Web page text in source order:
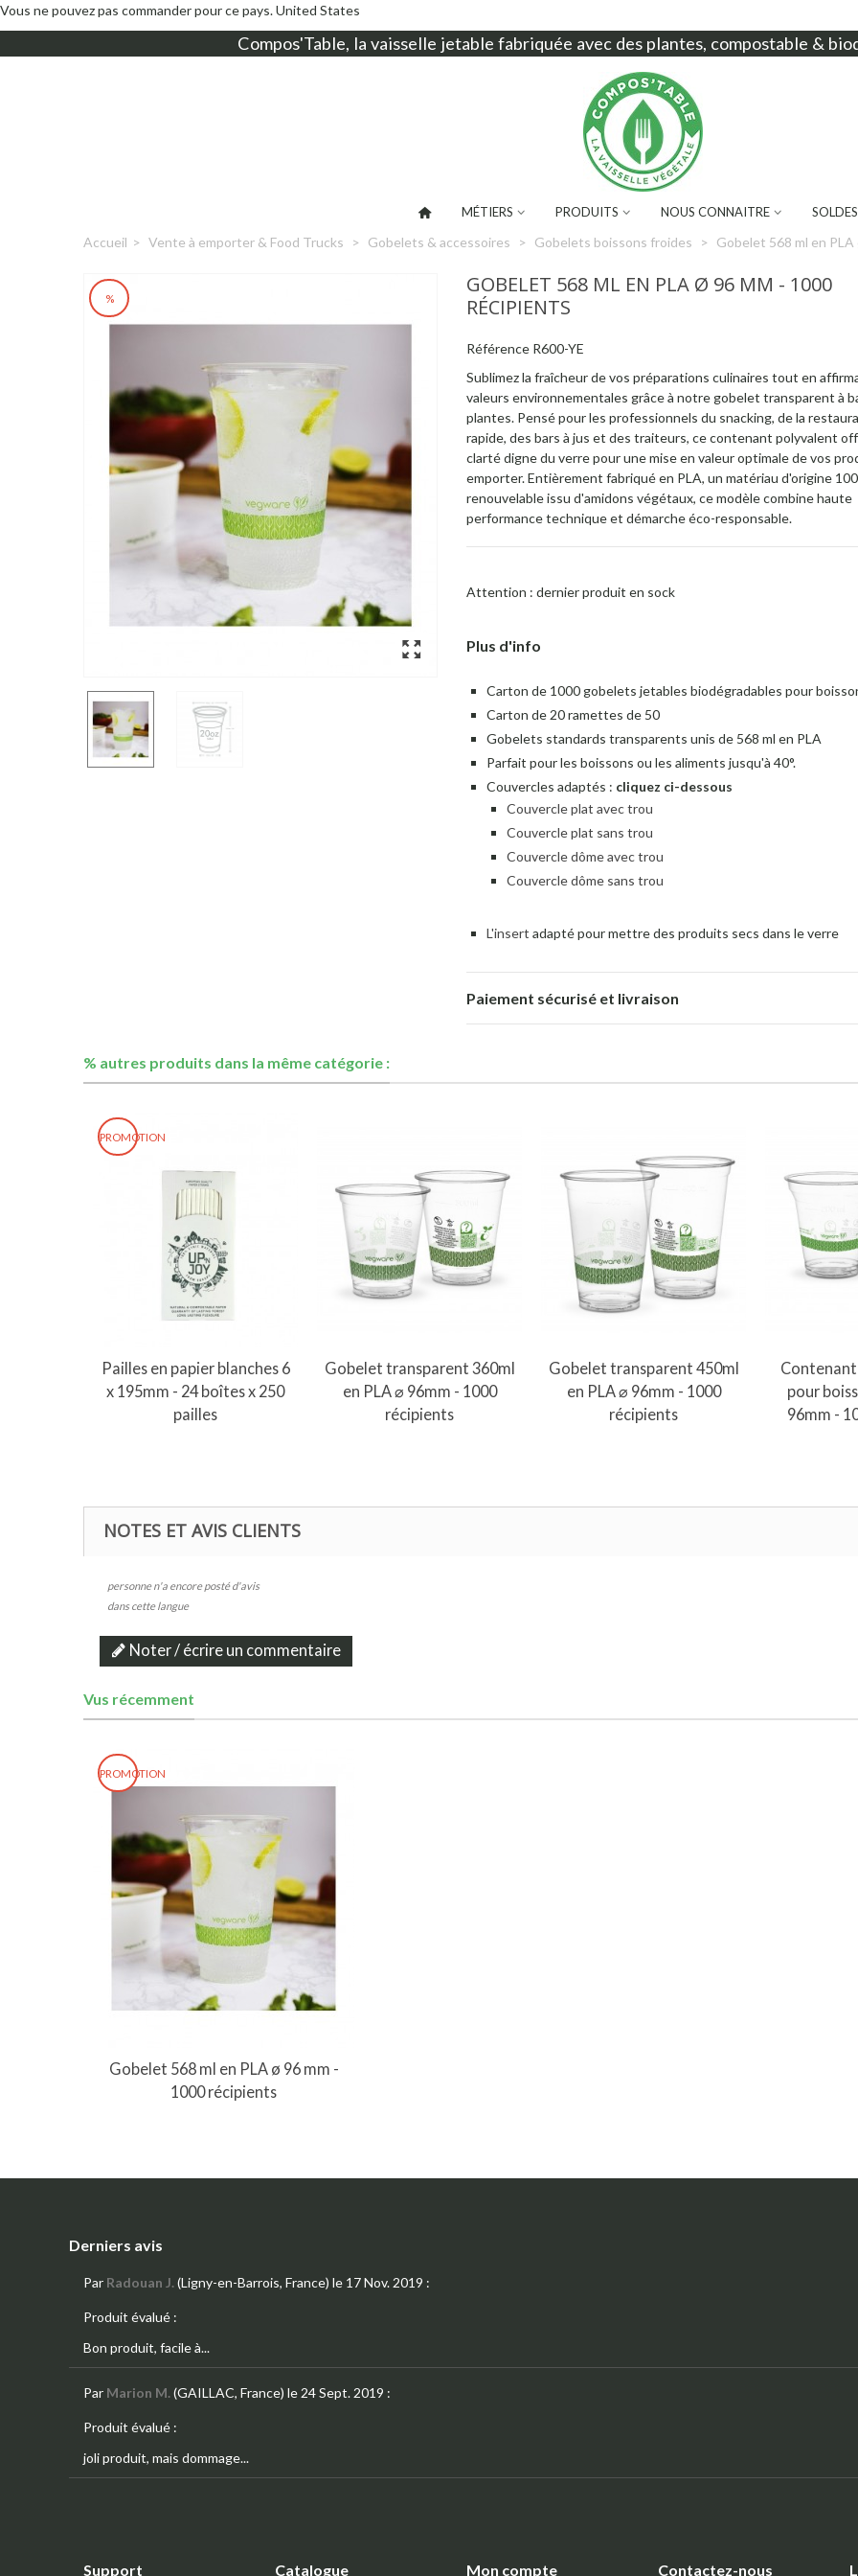
Vous ne pouvez pas commander pour ce pays.United States
Compos'Table, la vaisselle jetable fabriquée avec des plantes, compostable &
MÉTIERS PRODUITS NOUS CONNAITRE SOLDES
Accueil > Vente à emporter & Food Trucks > Gobelets & accessoires > Gobelets boissons froides > Gobelet 568 ml en
%
GOBELET 568 ML EN PLA Ø 96 MM - 1000
RÉCIPIENTS
Référence R600-YE
Sublimez la fraîcheur de vos préparations culinaires tout en
valeurs environnementales grâce à notre gobelet transparent à
plantes. Pensé pour les professionnels du snacking, de la
rapide, des bars à jus et des traiteurs, ce contenant polyvalent
clarté digne du verre pour une mise en valeur optimale de vos
emporter. Entièrement fabriqué en PLA, un matériau d'origine
renouvelable issu d'amidons végétaux, ce modèle combine haute
performance technique et démarche éco-responsable.
Attention : dernier produit en sock
Plus d'info
Carton de 1000 gobelets jetables biodégradables pour
Carton de 20 ramettes de 50
Gobelets standards transparents unis de 568 ml en PLA
Parfait pour les boissons ou les aliments jusqu'à 40°.
Couvercles adaptés : cliquez ci-dessous
Couvercle plat avec trou
Couvercle plat sans trou
Couvercle dôme avec trou
Couvercle dôme sans trou
L'insert adapté pour mettre des produits secs dans le verre
Paiement sécurisé et livraison
% autres produits dans la même catégorie :
PROMOTION
Ajouter au panier
Pailles en papier blanches 6
x 195mm - 24 boîtes x 250
pailles
Ajouter au panier
Gobelet transparent 360ml
en PLA ⌀ 96mm - 1000
récipients
Ajouter au panier
Gobelet transparent 450ml
en PLA ⌀ 96mm - 1000
récipients
Contenant
pour
96mm -
NOTES ET AVIS CLIENTS
personne n'a encore posté d'avis
dans cette langue
Noter / écrire un commentaire
Vus récemment
PROMOTION
Gobelet 568 ml en PLA ø 96 mm -
1000 récipients
Derniers avis
Par Radouan J.(Ligny-en-Barrois, France) le 17 Nov. 2019 :
Produit évalué :
Bon produit, facile à...
Par Marion M.(GAILLAC, France) le 24 Sept. 2019 :
Produit évalué :
joli produit, mais dommage...
Support Catalogue Mon compte Contactez-nous